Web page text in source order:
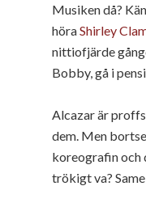
Musiken då?
höraShirley
nittiofjärde
Bobby, gå i
Alcazar är
dem. Men
koreografin och
trökigt va?